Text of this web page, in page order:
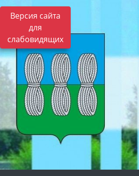
Версия сайта
для
слабовидящих